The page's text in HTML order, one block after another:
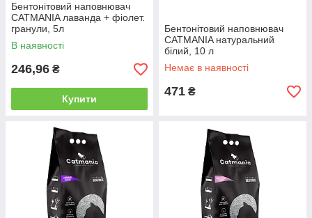
Бентонітовий наповнювач
CATMANIA лаванда + фіолет.
гранули, 5л
В наявності
246,96 ₴
Купити
Бентонітовий наповнювач
CATMANIA натуральний
білий, 10 л
Немає в наявності
471 ₴